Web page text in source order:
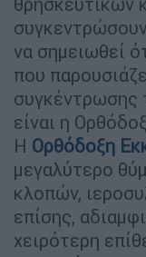
συγκεντρώσουν
να σημειωθεί
που
συγκέντρωσης
είναι η
Η Ορθόδοξη
μεγαλύτερο
κλοπών,
επίσης,
χειρότερη